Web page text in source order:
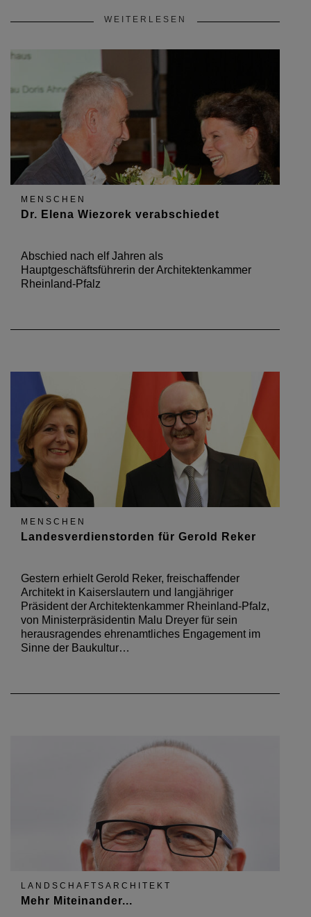
WEITERLESEN
MENSCHEN
Dr. Elena Wiezorek verabschiedet
Abschied nach elf Jahren als
Hauptgeschäftsführerin der Architektenkammer
Rheinland-Pfalz
MENSCHEN
Landesverdienstorden für Gerold Reker
Gestern erhielt Gerold Reker, freischaffender
Architekt in Kaiserslautern und langjähriger
Präsident der Architektenkammer Rheinland-Pfalz,
von Ministerpräsidentin Malu Dreyer für sein
herausragendes ehrenamtliches Engagement im
Sinne der Baukultur…
LANDSCHAFTSARCHITEKT
Mehr Miteinander...